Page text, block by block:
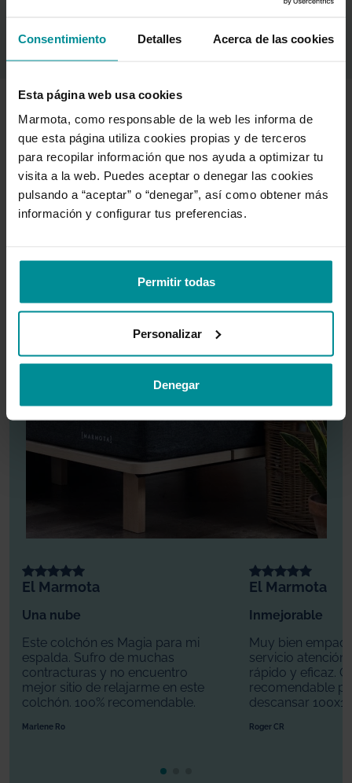
Consentimiento Detalles Acerca de las cookies
Esta página web usa cookies
Marmota, como responsable de la web les informa de
que esta página utiliza cookies propias y de terceros
para recopilar información que nos ayuda a optimizar tu
visita a la web. Puedes aceptar o denegar las cookies
pulsando a “aceptar” o “denegar”, así como obtener más
información y configurar tus preferencias.
Permitir todas
Personalizar
Denegar
¿Qué opinan de nosotros?
El Marmota
Una nube
Este colchón es Magia para mi
espalda. Sufro de muchas
contracturas y no encuentro
mejor sitio de relajarme en este
colchón. 100% recomendable.
Marlene Ro
El Marmota
Inmejorable
Muy bien
servicio atención
rápido y eficaz.
recomendable
descansar
Roger CR